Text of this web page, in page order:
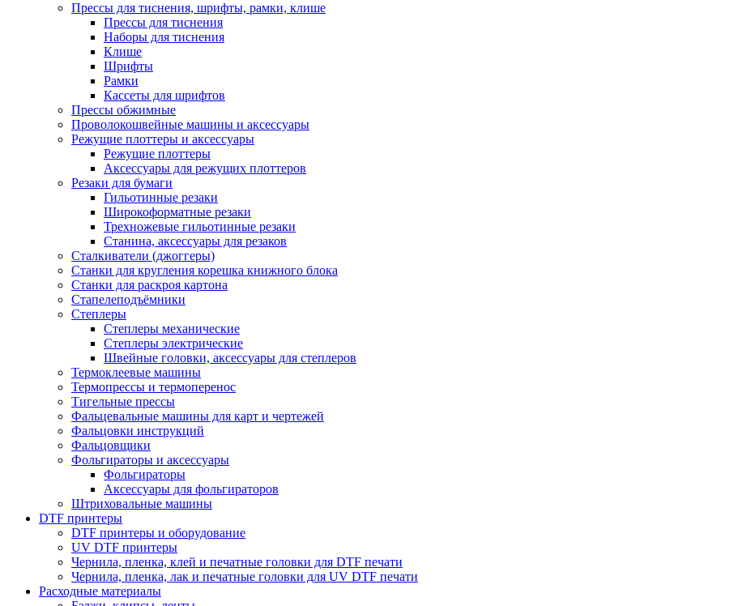
Прессы для тиснения, шрифты, рамки, клише
Прессы для тиснения
Наборы для тиснения
Клише
Шрифты
Рамки
Кассеты для шрифтов
Прессы обжимные
Проволокошвейные машины и аксессуары
Режущие плоттеры и аксессуары
Режущие плоттеры
Аксессуары для режущих плоттеров
Резаки для бумаги
Гильотинные резаки
Широкоформатные резаки
Трехножевые гильотинные резаки
Станина, аксессуары для резаков
Сталкиватели (джоггеры)
Станки для кругления корешка книжного блока
Станки для раскроя картона
Стапелеподъёмники
Степлеры
Степлеры механические
Степлеры электрические
Швейные головки, аксессуары для степлеров
Термоклеевые машины
Термопрессы и термоперенос
Тигельные прессы
Фальцевальные машины для карт и чертежей
Фальцовки инструкций
Фальцовщики
Фольгираторы и аксессуары
Фольгираторы
Аксессуары для фольгираторов
Штриховальные машины
DTF принтеры
DTF принтеры и оборудование
UV DTF принтеры
Чернила, пленка, клей и печатные головки для DTF печати
Чернила, пленка, лак и печатные головки для UV DTF печати
Расходные материалы